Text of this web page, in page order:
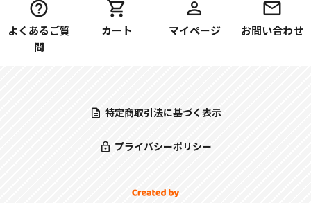
よくあるご質
問
カート マイページ お問い合わせ
特定商取引法に基づく表示
プライバシーポリシー